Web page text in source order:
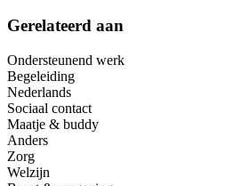
Gerelateerd aan
Ondersteunend werk
Begeleiding
Nederlands
Sociaal contact
Maatje & buddy
Anders
Zorg
Welzijn